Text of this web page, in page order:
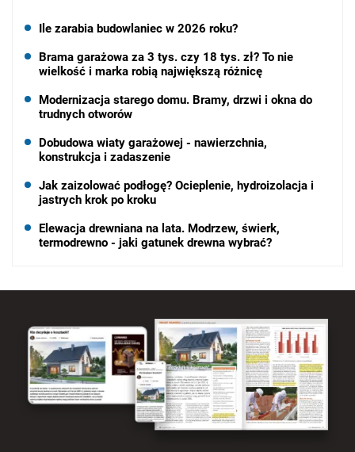
Ile zarabia budowlaniec w 2026 roku?
Brama garażowa za 3 tys. czy 18 tys. zł? To nie
wielkość i marka robią największą różnicę
Modernizacja starego domu. Bramy, drzwi i okna do
trudnych otworów
Dobudowa wiaty garażowej - nawierzchnia,
konstrukcja i zadaszenie
Jak zaizolować podłogę? Ocieplenie, hydroizolacja i
jastrych krok po kroku
Elewacja drewniana na lata. Modrzew, świerk,
termodrewno - jaki gatunek drewna wybrać?